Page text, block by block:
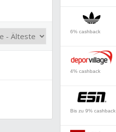
6% cashback
4% cashback
Bis zu 9% cashback